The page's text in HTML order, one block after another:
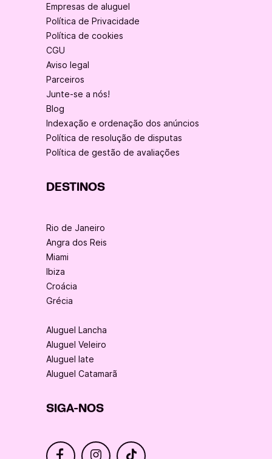
Empresas de aluguel
Política de Privacidade
Política de cookies
CGU
Aviso legal
Parceiros
Junte-se a nós!
Blog
Indexação e ordenação dos anúncios
Política de resolução de disputas
Política de gestão de avaliações
DESTINOS
Rio de Janeiro
Angra dos Reis
Miami
Ibiza
Croácia
Grécia
Aluguel Lancha
Aluguel Veleiro
Aluguel Iate
Aluguel Catamarã
SIGA-NOS